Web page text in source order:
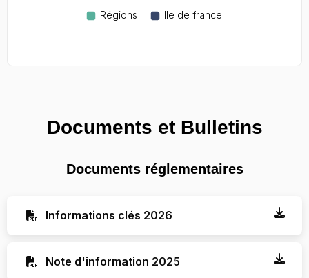
Documents et Bulletins
Documents réglementaires
Informations clés 2026
Note d'information 2025